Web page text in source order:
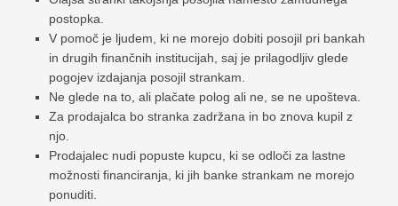
postopka.
V pomoč je ljudem, ki ne morejo dobiti posojil pri bankah
in drugih finančnih institucijah, saj je prilagodljiv glede
pogojev izdajanja posojil strankam.
Ne glede na to, ali plačate polog ali ne, se ne upošteva.
Za prodajalca bo stranka zadržana in bo znova kupil z
njo.
Prodajalec nudi popuste kupcu, ki se odloči za lastne
možnosti financiranja, ki jih banke strankam ne morejo
ponuditi.